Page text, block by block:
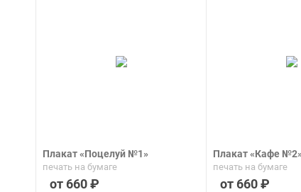
Плакат «Поцелуй №1»
печать на бумаге
660
Плакат «Кафе
печать на бумаге
660